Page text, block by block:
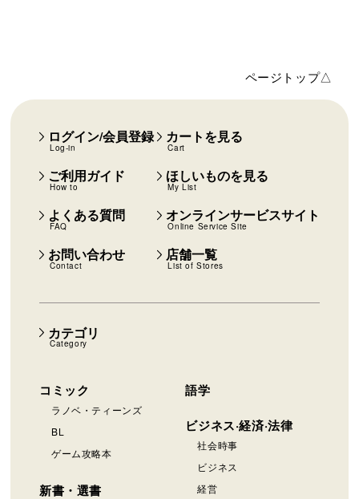
ページトップ△
カテゴリ
Category
コミック
ラノベ・ティーンズ
BL
ゲーム攻略本
新書・選書
語学
ビジネス·経済·法律
社会時事
ビジネス
経営
ログイン/会員登録
Log-in
カートを見る
Cart
ご利用ガイド
How to
ほしいものを見る
My List
よくある質問
FAQ
オンラインサービスサイト
Online Service Site
お問い合わせ
Contact
店舗一覧
List of Stores